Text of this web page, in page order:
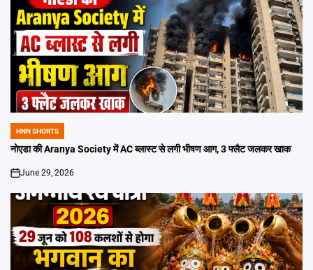
POSTED
IN
HNN SHORTS
नोएडा की Aranya Society में AC ब्लास्ट से लगी भीषण आग, 3 फ्लैट जलकर खाक
on
June 29, 2026